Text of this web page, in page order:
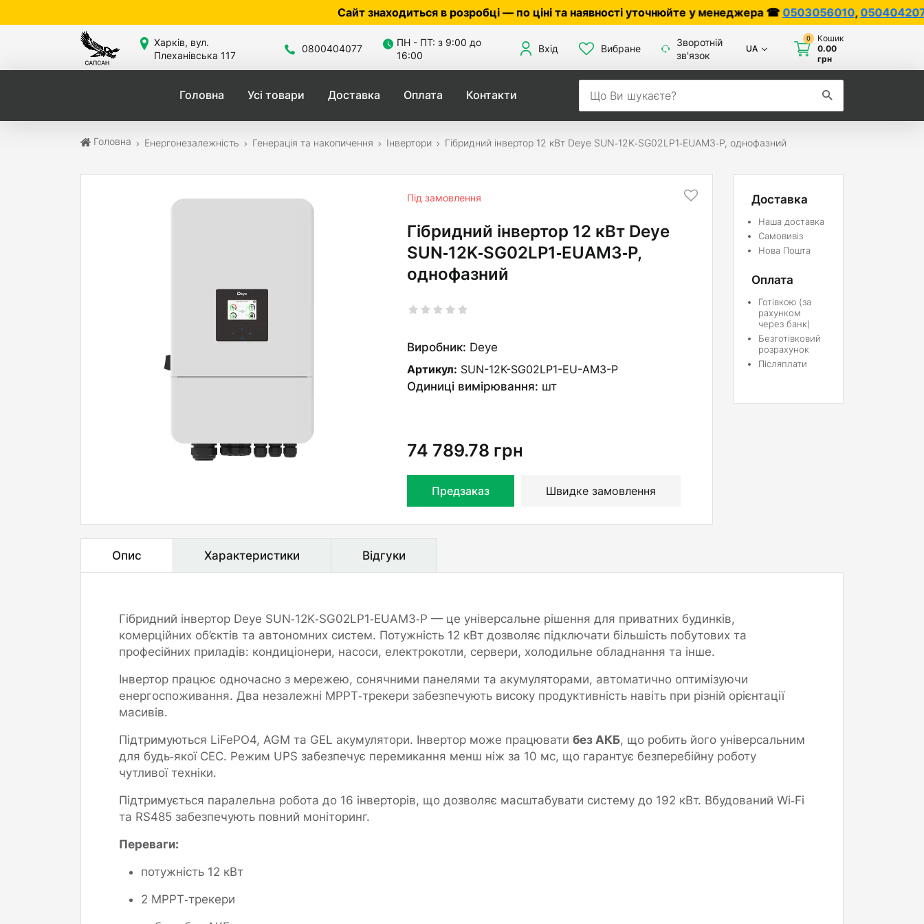
Сайт знаходиться в розробці — по ціні та наявності уточнюйте у менеджера ☎0503056010,0504042070
Харків, вул.
Плеханівська 117
0800404077
ПН - ПТ: з 9:00 до
16:00
Вхід Вибране
Зворотній
зв'язок
UA
0
Кошик
0.00
грн
Головна Усі товари Доставка Оплата Контакти
Головна Енергонезалежність Генерація та накопичення Інвертори Гібридний інвертор 12 кВт Deye SUN‑12K‑SG02LP1‑EUAM3‑P, однофазний
Під замовлення
Гібридний інвертор 12 кВт Deye
SUN‑12K‑SG02LP1‑EUAM3‑P,
однофазний
Виробник: Deye
Артикул: SUN-12K-SG02LP1-EU-AM3-P
Одиниці вимірювання: шт
74 789.78 грн
Предзаказ Швидке замовлення
Доставка
Наша доставка
Самовивіз
Нова Пошта
Оплата
Готівкою (за
рахунком
через банк)
Безготівковий
розрахунок
Післяплати
Опис Характеристики Відгуки
Гібридний інвертор Deye SUN‑12K‑SG02LP1‑EUAM3‑P — це універсальне рішення для приватних будинків,
комерційних об’єктів та автономних систем. Потужність 12 кВт дозволяє підключати більшість побутових та
професійних приладів: кондиціонери, насоси, електрокотли, сервери, холодильне обладнання та інше.
Інвертор працює одночасно з мережею, сонячними панелями та акумуляторами, автоматично оптимізуючи
енергоспоживання. Два незалежні MPPT‑трекери забезпечують високу продуктивність навіть при різній орієнтації
масивів.
Підтримуються LiFePO4, AGM та GEL акумулятори. Інвертор може працювати без АКБ, що робить його універсальним
для будь‑якої СЕС. Режим UPS забезпечує перемикання менш ніж за 10 мс, що гарантує безперебійну роботу
чутливої техніки.
Підтримується паралельна робота до 16 інверторів, що дозволяє масштабувати систему до 192 кВт. Вбудований Wi‑Fi
та RS485 забезпечують повний моніторинг.
Переваги:
потужність 12 кВт
2 MPPT‑трекери